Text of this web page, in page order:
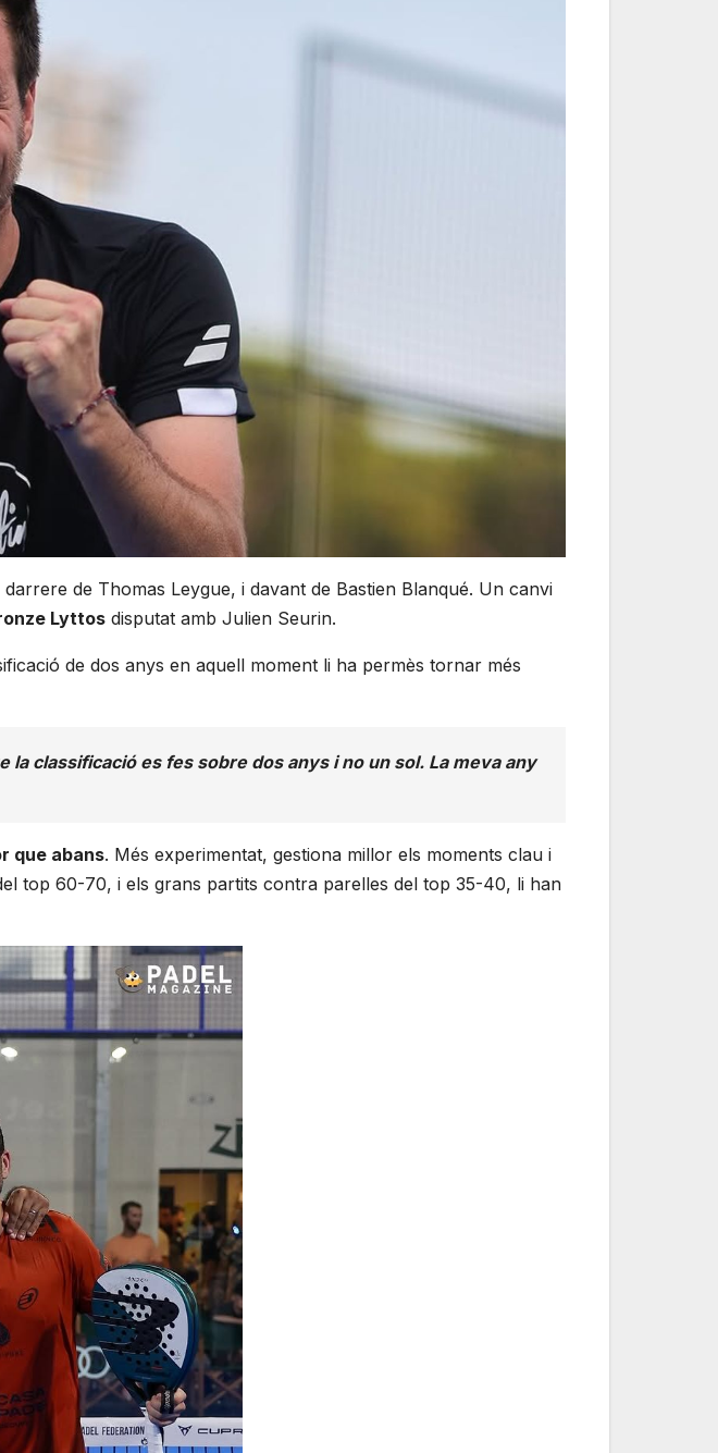
de Thomas Leygue, i davant de Bastien Blanqué. Un canvi
Lyttos disputat amb Julien Seurin.
de dos anys en aquell moment li ha permès tornar més
classificació es fes sobre dos anys i no un sol. La meva any
que abans. Més experimentat, gestiona millor els moments clau i
top 60-70, i els grans partits contra parelles del top 35-40, li han